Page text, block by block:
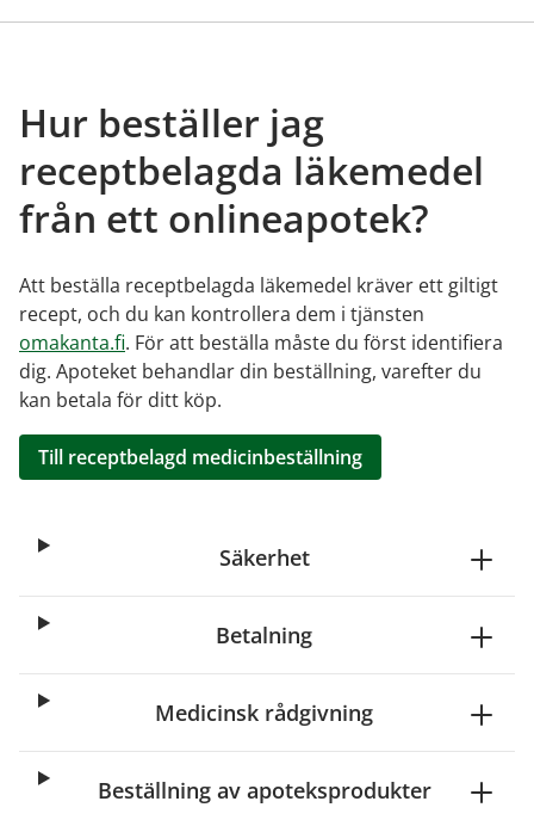
Hur beställer jag
receptbelagda läkemedel
från ett onlineapotek?
Att beställa receptbelagda läkemedel kräver ett giltigt
recept, och du kan kontrollera dem i tjänsten
omakanta.fi. För att beställa måste du först identifiera
dig. Apoteket behandlar din beställning, varefter du
kan betala för ditt köp.
Till receptbelagd medicinbeställning
Säkerhet
Betalning
Medicinsk rådgivning
Beställning av apoteksprodukter